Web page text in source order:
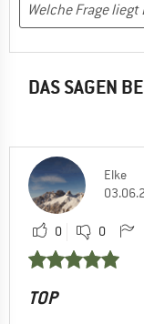
DAS SAGEN
Elke
0 0
TOP